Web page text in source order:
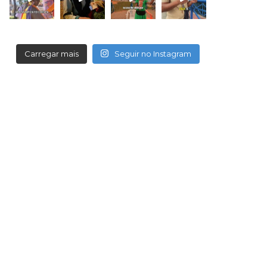
Carregar mais Seguir no Instagram